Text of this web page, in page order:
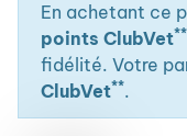
En achetant ce
points ClubVet**
fidélité. Votre
ClubVet**.